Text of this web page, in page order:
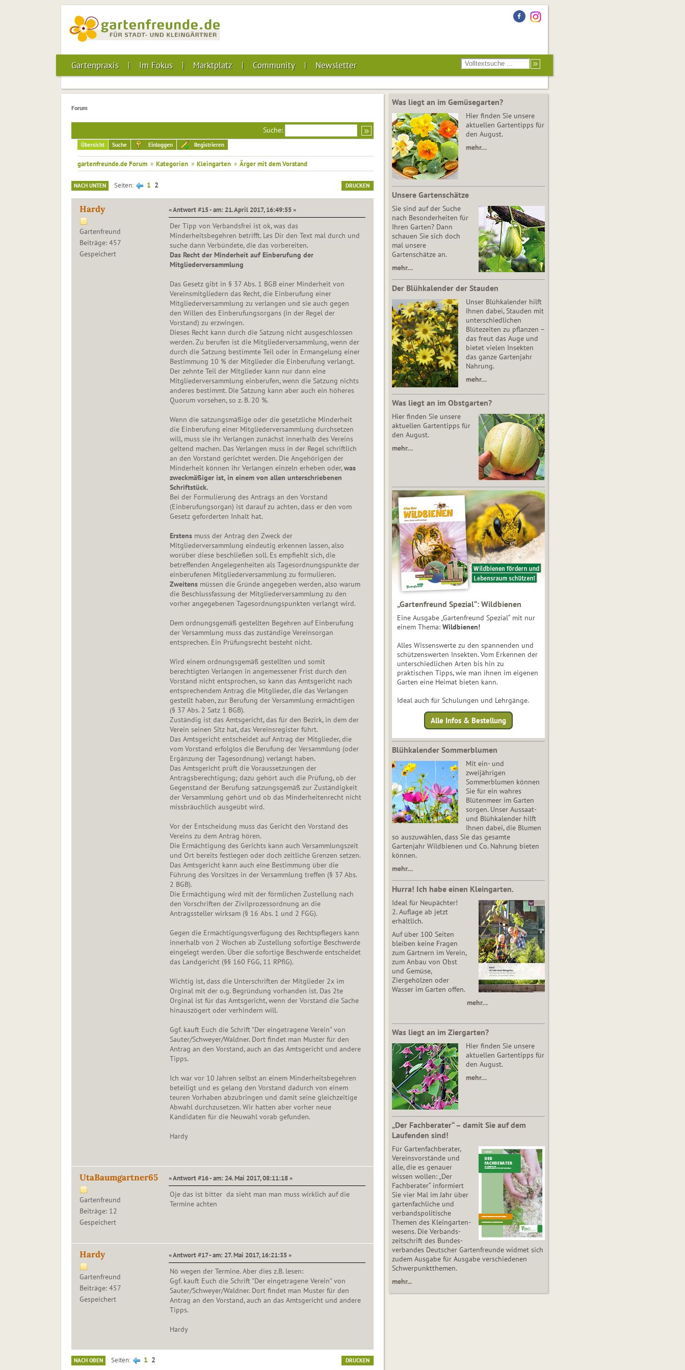
Gartenpraxis Im Fokus Marktplatz Community Newsletter
Forum
Suche:
Übersicht Suche Einloggen Registrieren
gartenfreunde.de Forum » Kategorien » Kleingarten » Ärger mit dem Vorstand
DRUCKEN
NACH UNTEN Seiten 1 2
Hardy
Gartenfreund
Beiträge: 457
Gespeichert
« Antwort #15 - am: 21. April 2017, 16:49:55 »
Der Tipp von Verbandsfrei ist ok, was das
Minderheitsbegehren betrifft. Les Dir den Text mal durch und
suche dann Verbündete, die das vorbereiten.
Das Recht der Minderheit auf Einberufung der
Mitgliederversammlung
Das Gesetz gibt in § 37 Abs. 1 BGB einer Minderheit von
Vereinsmitgliedern das Recht, die Einberufung einer
Mitgliederversammlung zu verlangen und sie auch gegen
den Willen des Einberufungsorgans (in der Regel der
Vorstand) zu erzwingen.
Dieses Recht kann durch die Satzung nicht ausgeschlossen
werden. Zu berufen ist die Mitgliederversammlung, wenn der
durch die Satzung bestimmte Teil oder in Ermangelung einer
Bestimmung 10 % der Mitglieder die Einberufung verlangt.
Der zehnte Teil der Mitglieder kann nur dann eine
Mitgliederversammlung einberufen, wenn die Satzung nichts
anderes bestimmt. Die Satzung kann aber auch ein höheres
Quorum vorsehen, so z. B. 20 %.
Wenn die satzungsmäßige oder die gesetzliche Minderheit
die Einberufung einer Mitgliederversammlung durchsetzen
will, muss sie ihr Verlangen zunächst innerhalb des Vereins
geltend machen. Das Verlangen muss in der Regel schriftlich
an den Vorstand gerichtet werden. Die Angehörigen der
Minderheit können ihr Verlangen einzeln erheben oder,was
zweckmäßiger ist, in einem von allen unterschriebenen
Schriftstück.
Bei der Formulierung des Antrags an den Vorstand
(Einberufungsorgan) ist darauf zu achten, dass er den vom
Gesetz geforderten Inhalt hat.
Erstensmuss der Antrag den Zweck der
Mitgliederversammlung eindeutig erkennen lassen, also
worüber diese beschließen soll. Es empfiehlt sich, die
betreffenden Angelegenheiten als Tagesordnungspunkte der
einberufenen Mitgliederversammlung zu formulieren.
Zweitensmüssen die Gründe angegeben werden, also warum
die Beschlussfassung der Mitgliederversammlung zu den
vorher angegebenen Tagesordnungspunkten verlangt wird.
Dem ordnungsgemäß gestellten Begehren auf Einberufung
der Versammlung muss das zuständige Vereinsorgan
entsprechen. Ein Prüfungsrecht besteht nicht.
Wird einem ordnungsgemäß gestellten und somit
berechtigten Verlangen in angemessener Frist durch den
Vorstand nicht entsprochen, so kann das Amtsgericht nach
entsprechendem Antrag die Mitglieder, die das Verlangen
gestellt haben, zur Berufung der Versammlung ermächtigen
(§ 37 Abs. 2 Satz 1 BGB).
Zuständig ist das Amtsgericht, das für den Bezirk, in dem der
Verein seinen Sitz hat, das Vereinsregister führt.
Das Amtsgericht entscheidet auf Antrag der Mitglieder, die
vom Vorstand erfolglos die Berufung der Versammlung (oder
Ergänzung der Tagesordnung) verlangt haben.
Das Amtsgericht prüft die Voraussetzungen der
Antragsberechtigung; dazu gehört auch die Prüfung, ob der
Gegenstand der Berufung satzungsgemäß zur Zuständigkeit
der Versammlung gehört und ob das Minderheitenrecht nicht
missbräuchlich ausgeübt wird.
Vor der Entscheidung muss das Gericht den Vorstand des
Vereins zu dem Antrag hören.
Die Ermächtigung des Gerichts kann auch Versammlungszeit
und Ort bereits festlegen oder doch zeitliche Grenzen setzen.
Das Amtsgericht kann auch eine Bestimmung über die
Führung des Vorsitzes in der Versammlung treffen (§ 37 Abs.
2 BGB).
Die Ermächtigung wird mit der förmlichen Zustellung nach
den Vorschriften der Zivilprozessordnung an die
Antragssteller wirksam (§ 16 Abs. 1 und 2 FGG).
Gegen die Ermächtigungsverfügung des Rechtspflegers kann
innerhalb von 2 Wochen ab Zustellung sofortige Beschwerde
eingelegt werden. Über die sofortige Beschwerde entscheidet
das Landgericht (§§ 160 FGG, 11 RPflG).
Wichtig ist, dass die Unterschriften der Mitglieder 2x im
Orginal mit der o.g. Begründung vorhanden ist. Das 2te
Orginal ist für das Amtsgericht, wenn der Vorstand die Sache
hinauszögert oder verhindern will.
Ggf. kauft Euch die Schrift "Der eingetragene Verein" von
Sauter/Schweyer/Waldner. Dort findet man Muster für den
Antrag an den Vorstand, auch an das Amtsgericht und andere
Tipps.
Ich war vor 10 Jahren selbst an einem Minderheitsbegehren
beteiligt und es gelang den Vorstand dadurch von einem
teuren Vorhaben abzubringen und damit seine gleichzeitige
Abwahl durchzusetzen. Wir hatten aber vorher neue
Kandidaten für die Neuwahl vorab gefunden.
Hardy
UtaBaumgartner65
Gartenfreund
Beiträge: 12
Gespeichert
« Antwort #16 - am: 24. Mai 2017, 08:11:18 »
Oje das ist bitter da sieht man man muss wirklich auf die
Termine achten
Hardy
Gartenfreund
Beiträge: 457
Gespeichert
« Antwort #17 - am: 27. Mai 2017, 16:21:35 »
Nö wegen der Termine. Aber dies z.B. lesen:
Ggf. kauft Euch die Schrift "Der eingetragene Verein" von
Sauter/Schweyer/Waldner. Dort findet man Muster für den
Antrag an den Vorstand, auch an das Amtsgericht und andere
Tipps.
Hardy
DRUCKEN
NACH OBEN Seiten 1 2
Was liegt an im Gemüsegarten?
Hier finden Sie unsere
aktuellen Gartentipps für
den August.
mehr…
Unsere Gartenschätze
Sie sind auf der Suche
nach Besonderheiten für
Ihren Garten? Dann
schauen Sie sich doch
mal unsere
Gartenschätze an.
mehr…
Der Blühkalender der Stauden
Unser Blühkalender hilft
Ihnen dabei, Stauden mit
unterschiedlichen
Blütezeiten zu pflanzen –
das freut das Auge und
bietet vielen Insekten
das ganze Gartenjahr
Nahrung.
mehr…
Was liegt an im Obstgarten?
Hier finden Sie unsere
aktuellen Gartentipps für
den August.
mehr…
„Gartenfreund Spezial“: Wildbienen
Eine Ausgabe „Gartenfreund Spezial“ mit nur
einem Thema: Wildbienen!
Alles Wissenswerte zu den spannenden und
schützenswerten Insekten. Vom Erkennen der
unterschiedlichen Arten bis hin zu
praktischen Tipps, wie man ihnen im eigenen
Garten eine Heimat bieten kann.
Ideal auch für Schulungen und Lehrgänge.
Alle Infos & Bestellung
Blühkalender Sommerblumen
Mit ein- und
zweijährigen
Sommerblumen können
Sie für ein wahres
Blütenmeer im Garten
sorgen. Unser Aussaat-
und Blühkalender hilft
Ihnen dabei, die Blumen
so auszuwählen, dass Sie das gesamte
Gartenjahr Wildbienen und Co. Nahrung bieten
können.
mehr…
Hurra! Ich habe einen Kleingarten.
Ideal für Neupächter!
2. Auflage ab jetzt
erhältlich.
Auf über 100 Seiten
bleiben keine Fragen
zum Gärtnern im Verein,
zum Anbau von Obst
und Gemüse,
Ziergehölzen oder
Wasser im Garten offen.
mehr…
Was liegt an im Ziergarten?
Hier finden Sie unsere
aktuellen Gartentipps für
den August.
mehr…
„Der Fachberater“ – damit Sie auf dem
Laufenden sind!
Für Gartenfachberater,
Vereinsvorstände und
alle, die es genauer
wissen wollen: „Der
Fachberater“ informiert
Sie vier Mal im Jahr über
gartenfachliche und
verbandspolitische
Themen des Klein­gar­ten­
wesens. Die Ver­bands­
zeit­schrift des Bun­des­
ver­ban­des Deutscher Gartenfreunde widmet sich
zudem Ausgabe für Ausgabe verschiedenen
Schwer­punkt­the­men.
mehr...